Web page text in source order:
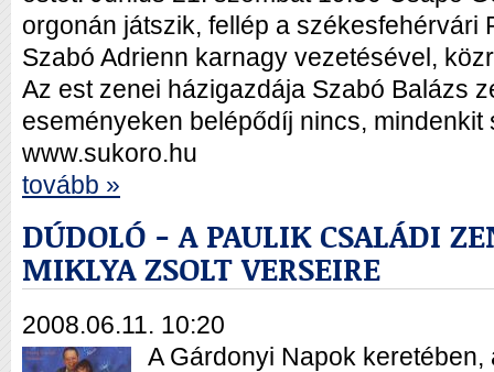
orgonán játszik, fellép a székesfehérvári
Szabó Adrienn karnagy vezetésével,
Az est zenei házigazdája Szabó Balázs
eseményeken belépődíj nincs, mindenkit
www.sukoro.hu
tovább »
DÚDOLÓ - A PAULIK CSALÁDI
MIKLYA ZSOLT VERSEIRE
2008.06.11. 10:20
A Gárdonyi Napok